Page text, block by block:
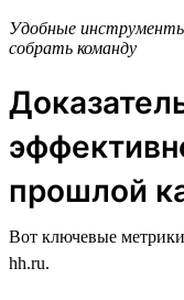
Удобные
собрать команду
прошлой
Вот ключевые
hh.ru.